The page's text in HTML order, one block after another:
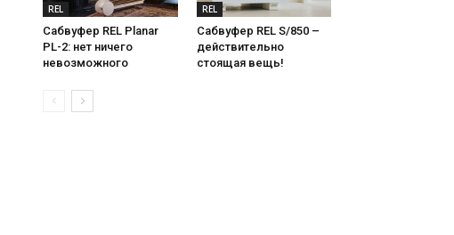
REL
Сабвуфер REL Planar
PL-2: нет ничего
невозможного
REL
Сабвуфер REL S/850 –
действительно
стоящая вещь!